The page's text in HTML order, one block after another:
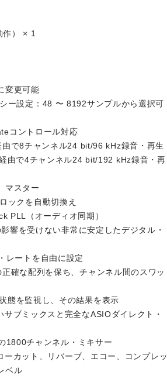
作） × 1
変更可能
ー設定：48 〜 8192サンプルから選択可
コントロール対応
由で8チャンネル24 bit/96 kHz録音・再生
由で4チャンネル24 bit/192 kHz録音・再
マスター
ックを自動切換え
PLL（オーディオ同期）
響を受けない非常に安定したデジタル・
レートを自由に設定
確な配列を保ち、チャンネル間のスワッ
態を監視し、その結果を表示
サブミックスと完全なASIOダイレクト・
1800チャンネル・ミキサー
ーカット、リバーブ、エコー、コンプレッ
ベル